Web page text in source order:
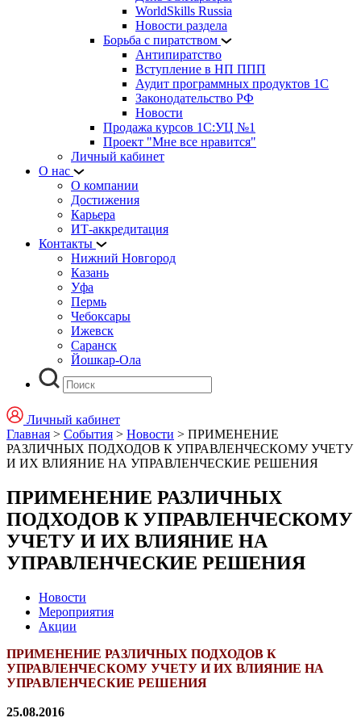
WorldSkills Russia
Новости раздела
Борьба с пиратством
Антипиратство
Вступление в НП ППП
Аудит программных продуктов 1С
Законодательство РФ
Новости
Продажа курсов 1С:УЦ №1
Проект "Мне все нравится"
Личный кабинет
О нас
О компании
Достижения
Карьера
ИТ-аккредитация
Контакты
Нижний Новгород
Казань
Уфа
Пермь
Чебоксары
Ижевск
Саранск
Йошкар-Ола
Личный кабинет
Главная > События > Новости > ПРИМЕНЕНИЕ
РАЗЛИЧНЫХ ПОДХОДОВ К УПРАВЛЕНЧЕСКОМУ УЧЕТУ
И ИХ ВЛИЯНИЕ НА УПРАВЛЕНЧЕСКИЕ РЕШЕНИЯ
ПРИМЕНЕНИЕ РАЗЛИЧНЫХ
ПОДХОДОВ К УПРАВЛЕНЧЕСКОМУ
УЧЕТУ И ИХ ВЛИЯНИЕ НА
УПРАВЛЕНЧЕСКИЕ РЕШЕНИЯ
Новости
Мероприятия
Акции
ПРИМЕНЕНИЕ РАЗЛИЧНЫХ ПОДХОДОВ К
УПРАВЛЕНЧЕСКОМУ УЧЕТУ И ИХ ВЛИЯНИЕ НА
УПРАВЛЕНЧЕСКИЕ РЕШЕНИЯ
25.08.2016